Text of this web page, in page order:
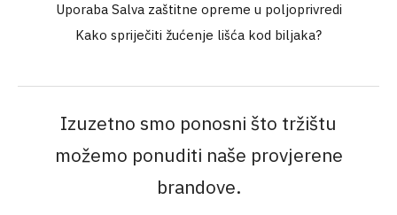
Uporaba Salva zaštitne opreme u poljoprivredi
Kako spriječiti žućenje lišća kod biljaka?
Izuzetno smo ponosni što tržištu
možemo ponuditi naše provjerene
brandove.